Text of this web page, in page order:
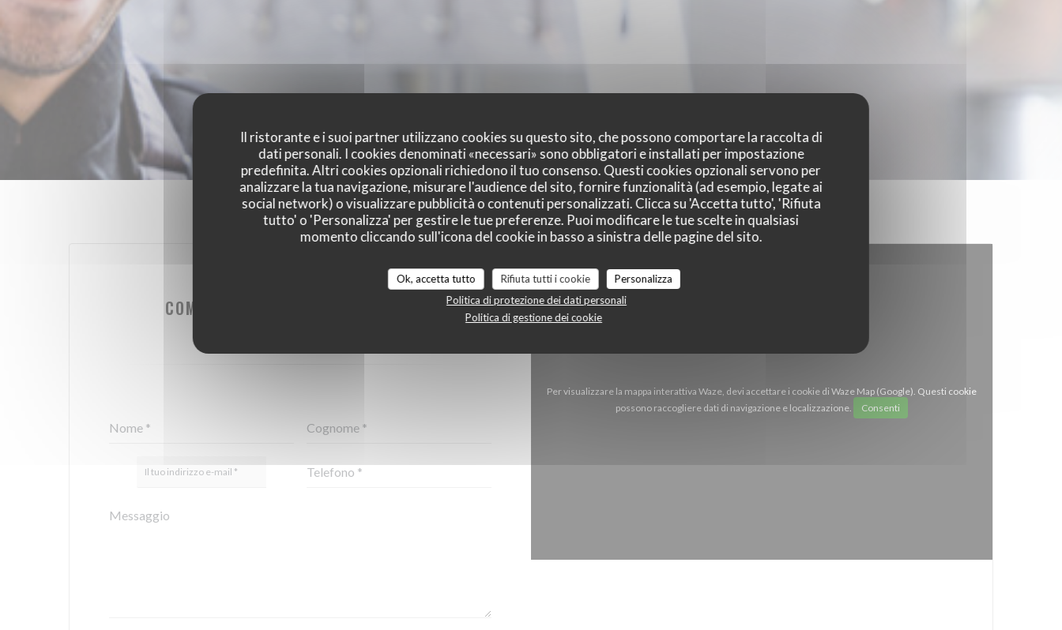
Il ristorante e i suoi partner utilizzano cookies su questo sito, che possono comportare la raccolta di
dati personali. I cookies denominati «necessari» sono obbligatori e installati per impostazione
predefinita. Altri cookies opzionali richiedono il tuo consenso. Questi cookies opzionali servono per
analizzare la tua navigazione, misurare l'audience del sito, fornire funzionalità (ad esempio, legate ai
social network) o visualizzare pubblicità o contenuti personalizzati. Clicca su 'Accetta tutto', 'Rifiuta
tutto' o 'Personalizza' per gestire le tue preferenze. Puoi modificare le tue scelte in qualsiasi
momento cliccando sull'icona del cookie in basso a sinistra delle pagine del sito.
Ok, accetta tutto Rifiuta tutti i cookie
Personalizza
Politica di protezione dei dati personali
Politica di gestione dei cookie
COMPILA IL MODULO SOTTOSTANTE!
Per visualizzare la mappa interattiva Waze, devi accettare i cookie di Waze Map (Google). Questi cookie
possono raccogliere dati di navigazione e localizzazione.
Consenti